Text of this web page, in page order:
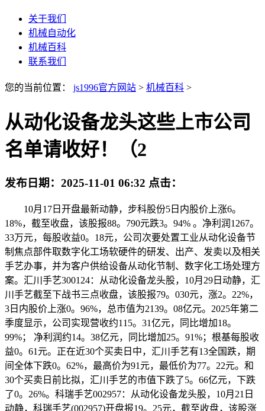
关于我们
机械自动化
机械百科
联系我们
您的当前位置： js1996官方网站 > 机械百科 >
从动化设备龙头这些上市公司
名单请收好！（2
发布日期： 2025-11-01 06:32 点击：
10月17日开盘最新动静，步科股份5日内股价上涨6。
18%，截至收盘，该股报88。790元跌3。94% 。净利润1267。
33万元，每股收益0。18元，公司次要处置工业从动化设备节
制焦点部件取数字化工场软硬件的研发、出产、发卖以及相关
手艺办事，并为客户供给设备从动化节制、数字化工场处理方
案。汇川手艺300124：从动化设备龙头股，10月29日动静，汇
川手艺截至下战书三点收盘，该股报79。030元，涨2。22%，
3日内股价上涨0。96%，总市值为2139。08亿元。2025年第二
季度显示，公司实现营收约115。31亿元，同比增加18。
99%； 净利润约14。38亿元，同比增加25。91%；根基每股收
益0。61元。正在近30个买卖日中，汇川手艺有13全国跌，期
间全体下跌0。62%，最高价为91元，最低价为77。22元。和
30个买卖日前比拟，汇川手艺的市值下跌了5。66亿元，下跌
了0。26%。科瑞手艺002957：从动化设备龙头股，10月21日
动静，科瑞手艺(002957)开盘报19。25元，截至收盘，该股涨